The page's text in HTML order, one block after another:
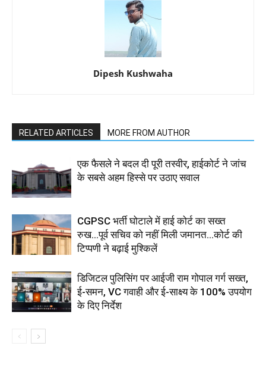
Dipesh Kushwaha
RELATED ARTICLES MORE FROM AUTHOR
एक फैसले ने बदल दी पूरी तस्वीर, हाईकोर्ट ने जांच
के सबसे अहम हिस्से पर उठाए सवाल
CGPSC भर्ती घोटाले में हाई कोर्ट का सख्त
रुख...पूर्व सचिव को नहीं मिली जमानत...कोर्ट की
टिप्पणी ने बढ़ाई मुश्किलें
डिजिटल पुलिसिंग पर आईजी राम गोपाल गर्ग सख्त,
ई-समन, VC गवाही और ई-साक्ष्य के 100% उपयोग
के दिए निर्देश